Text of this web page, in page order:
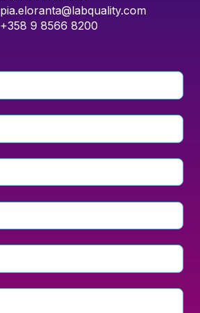
pia.eloranta@labquality.com
+358 9 8566 8200